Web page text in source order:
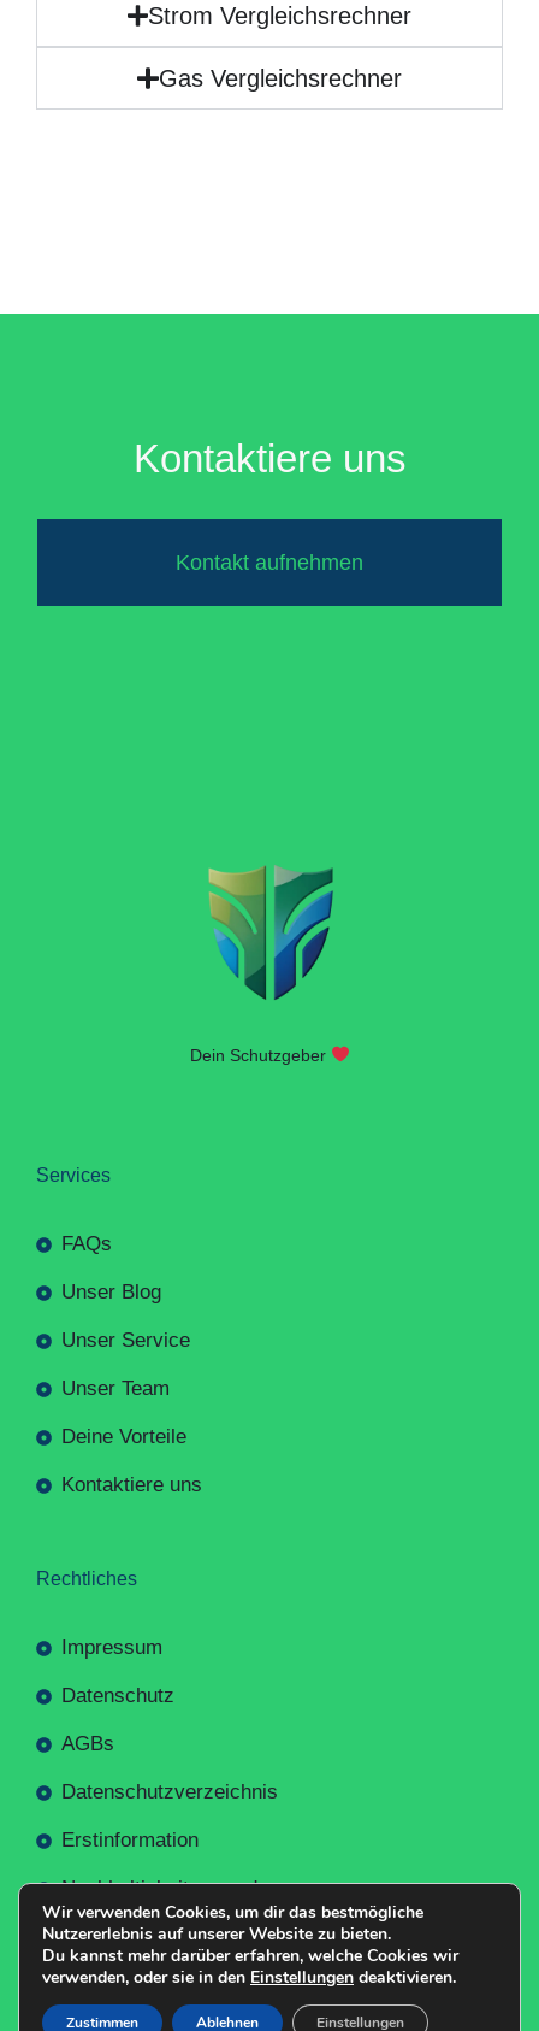
Strom Vergleichsrechner
Gas Vergleichsrechner
Kontaktiere uns
Kontakt aufnehmen
Dein Schutzgeber
Services
FAQs
Unser Blog
Unser Service
Unser Team
Deine Vorteile
Kontaktiere uns
Rechtliches
Impressum
Datenschutz
AGBs
Datenschutzverzeichnis
Erstinformation
Nachhaltigkeitsverordnung
Mit Erstellt NR-Webservices.de© 2026
Wir verwenden Cookies, um dir das bestmögliche
Nutzererlebnis auf unserer Website zu bieten.
Du kannst mehr darüber erfahren, welche Cookies wir
verwenden, oder sie in den Einstellungen deaktivieren.
Zustimmen Ablehnen Einstellungen